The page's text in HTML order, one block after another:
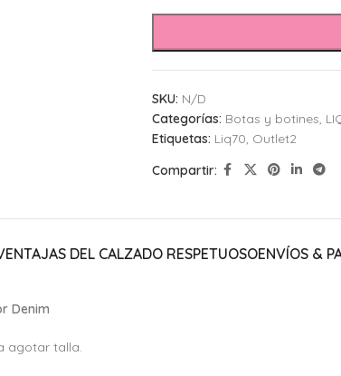
SKU: N/D
Categorías: Botas y botines,
Etiquetas: Liq70, Outlet2
Compartir:
DEL CALZADO RESPETUOSOENVÍOS &
Denim
agotar talla.